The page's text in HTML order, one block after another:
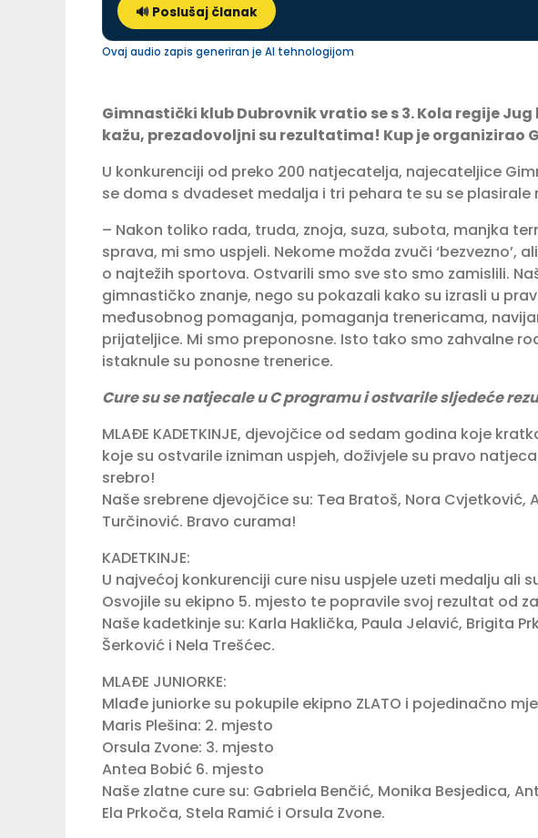
🔊 Poslušaj članak
Ovaj audio zapis generiran je AI tehnologijom
Gimnastički klub Dubrovnik vratio se s 3. Kola regije
kažu, prezadovoljni su rezultatima! Kup je organizirao
U konkurenciji od preko 200 natjecatelja, najecateljice
se doma s dvadeset medalja i tri pehara te su se
– Nakon toliko rada, truda, znoja, suza, subota, manjka
sprava, mi smo uspjeli. Nekome možda zvuči ‘bezvezno’,
o najtežih sportova. Ostvarili smo sve sto smo zamislili.
gimnastičko znanje, nego su pokazali kako su izrasli u
međusobnog pomaganja, pomaganja trenericama,
prijateljice. Mi smo preponosne. Isto tako smo zahvalne
istaknule su ponosne trenerice.
Cure su se natjecale u C programu i ostvarile sljedeće
MLAĐE KADETKINJE, djevojčice od sedam godina koje
koje su ostvarile izniman uspjeh, doživjele su pravo
srebro!
Naše srebrene djevojčice su: Tea Bratoš, Nora Cvjetković,
Turčinović. Bravo curama!
KADETKINJE:
U najvećoj konkurenciji cure nisu uspjele uzeti medalju ali
Osvojile su ekipno 5. mjesto te popravile svoj rezultat od
Naše kadetkinje su: Karla Haklička, Paula Jelavić, Brigita
Šerković i Nela Trešćec.
MLAĐE JUNIORKE:
Mlađe juniorke su pokupile ekipno ZLATO i pojedinačno
Maris Plešina: 2. mjesto
Orsula Zvone: 3. mjesto
Antea Bobić 6. mjesto
Naše zlatne cure su: Gabriela Benčić, Monika Besjedica,
Ela Prkoča, Stela Ramić i Orsula Zvone.